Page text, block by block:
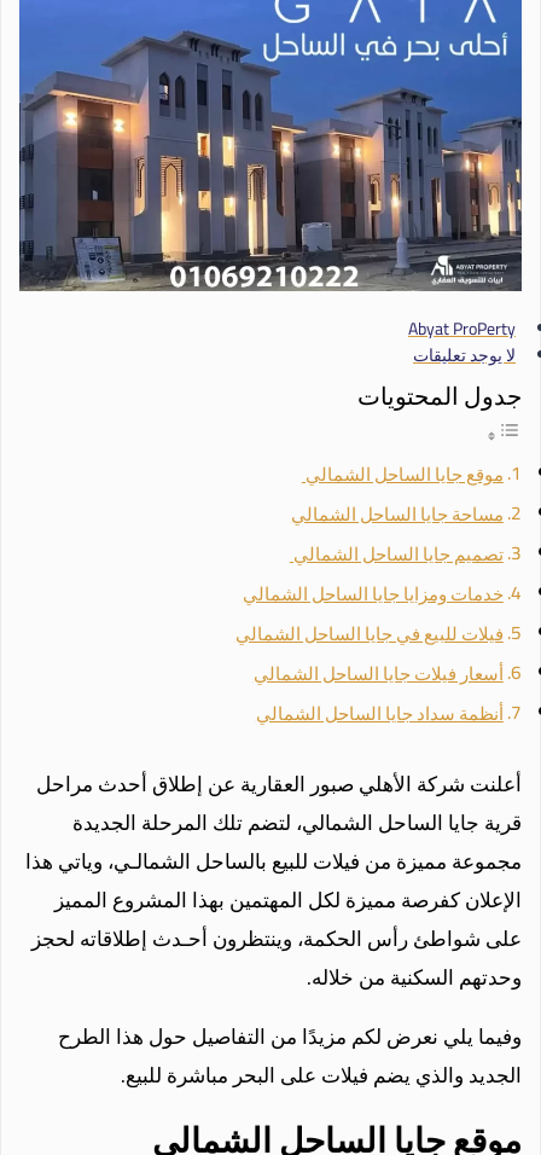
Abyat ProPerty
لا يوجد تعليقات
جدول المحتويات
موقع جايا الساحل الشمالي
مساحة جايا الساحل الشمالي
تصميم جايا الساحل الشمالي
خدمات ومزايا جايا الساحل الشمالي
فيلات للبيع في جايا الساحل الشمالي
أسعار فيلات جايا الساحل الشمالي
أنظمة سداد جايا الساحل الشمالي
أعلنت شركة الأهلي صبور العقارية عن إطلاق أحدث مراحل
قرية جايا الساحل الشمالي، لتضم تلك المرحلة الجديدة
مجموعة مميزة من فيلات للبيع بالساحل الشمالـي، وياتي هذا
الإعلان كفرصة مميزة لكل المهتمين بهذا المشروع المميز
على شواطئ رأس الحكمة، وينتظرون أحـدث إطلاقاته لحجز
وحدتهم السكنية من خلاله.
وفيما يلي نعرض لكم مزيدًا من التفاصيل حول هذا الطرح
الجديد والذي يضم فيلات على البحر مباشرة للبيع.
موقع جايا الساحل الشمالي